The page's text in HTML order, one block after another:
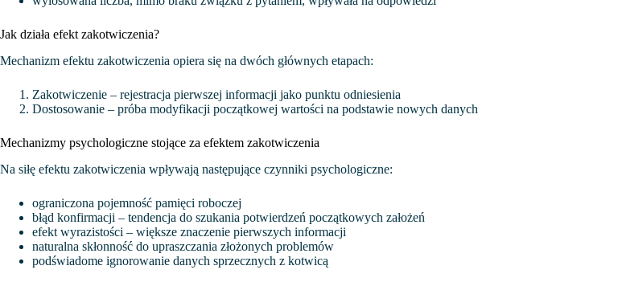
Jak działa efekt zakotwiczenia?
Mechanizm efektu zakotwiczenia opiera się na dwóch głównych etapach:
Zakotwiczenie – rejestracja pierwszej informacji jako punktu odniesienia
Dostosowanie – próba modyfikacji początkowej wartości na podstawie nowych danych
Mechanizmy psychologiczne stojące za efektem zakotwiczenia
Na siłę efektu zakotwiczenia wpływają następujące czynniki psychologiczne:
ograniczona pojemność pamięci roboczej
błąd konfirmacji – tendencja do szukania potwierdzeń początkowych założeń
efekt wyrazistości – większe znaczenie pierwszych informacji
naturalna skłonność do upraszczania złożonych problemów
podświadome ignorowanie danych sprzecznych z kotwicą